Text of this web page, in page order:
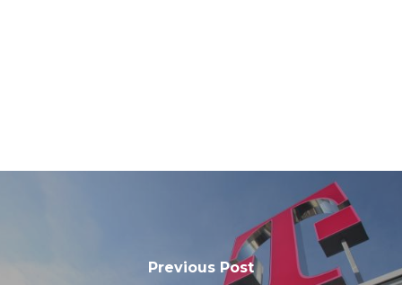
Previous Post